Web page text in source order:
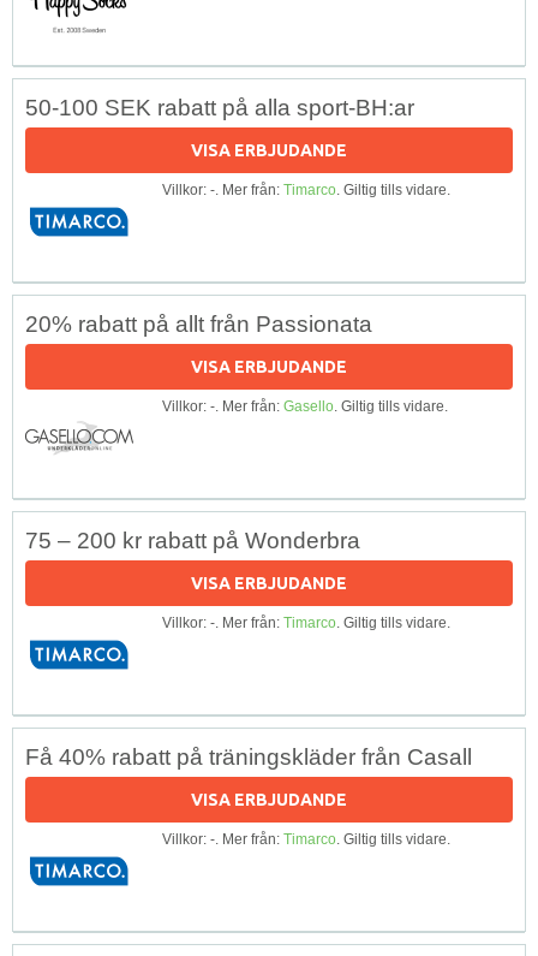
50-100 SEK rabatt på alla sport-BH:ar
VISA ERBJUDANDE
Villkor: -. Mer från: Timarco. Giltig tills vidare.
20% rabatt på allt från Passionata
VISA ERBJUDANDE
Villkor: -. Mer från: Gasello. Giltig tills vidare.
75 – 200 kr rabatt på Wonderbra
VISA ERBJUDANDE
Villkor: -. Mer från: Timarco. Giltig tills vidare.
Få 40% rabatt på träningskläder från Casall
VISA ERBJUDANDE
Villkor: -. Mer från: Timarco. Giltig tills vidare.